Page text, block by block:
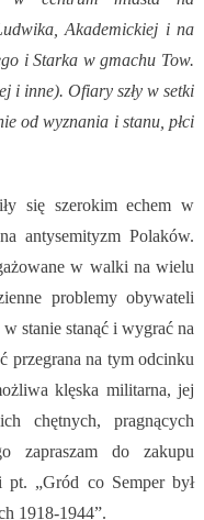
Akademickiej i na
i Starka w gmachu Tow.
i inne). Ofiary szły w setki
od wyznania i stanu, płci
się szerokim echem w
antysemityzm Polaków.
w walki na wielu
problemy obywateli
stanie stanąć i wygrać na
przegrana na tym odcinku
klęska militarna, jej
chętnych, pragnących
zapraszam do zakupu
pt. „Gród co Semper był
1918-1944”.